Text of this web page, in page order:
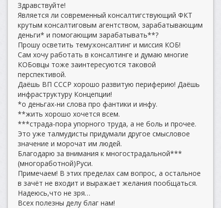
Здравствуйте!
Является ли современный консалтигствующий ФКТ
крутым консалтиговым агентством, зарабатывающим
деньги* и помогающим зарабатывать**?
Прошу осветить тему:консалтинг и миссия КОБ!
Сам хочу работать в консалтинге и думаю многие
КОБовцы тоже заинтересуются таковой
перспективой.
Даёшь ВП СССР хорошо развитую периферию! Даёшь
инфраструктуру Концепции!
*о деньгах-ни слова про фантики и инфу.
**жить хорошо хочется всем.
***страда-пора упорного труда, а не боль и прочее.
Это уже талмудисты придумали другое смысловое
значение и морочат им людей.
Благодарю за внимания к многострадальной***
(многоработной)Руси.
Примечаем! В этих пределах сам вопрос, а остальное
в зачёт не входит и выражает желания пообщаться.
Надеюсь,что не зря…
Всех полезны делу благ нам!